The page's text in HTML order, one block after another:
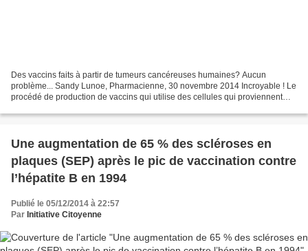
Des vaccins faits à partir de tumeurs cancéreuses humaines? Aucun
problème... Sandy Lunoe, Pharmacienne, 30 novembre 2014 Incroyable ! Le
procédé de production de vaccins qui utilise des cellules qui proviennent
Une augmentation de 65 % des scléroses en
plaques (SEP) après le pic de vaccination contre
l’hépatite B en 1994
Publié le 05/12/2014 à 22:57
Par Initiative Citoyenne